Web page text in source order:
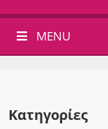
MENU
Κατηγορίες